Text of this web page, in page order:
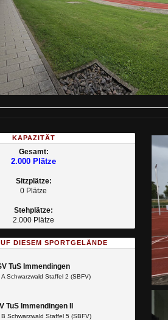
KAPAZITÄT
Gesamt:
2.000 Plätze
Sitzplätze:
0 Plätze
Stehplätze:
2.000 Plätze
DIESEM SPORTGELÄNDE
TuS Immendingen
A Schwarzwald Staffel 2 (SBFV)
TuS Immendingen II
B Schwarzwald Staffel 5 (SBFV)